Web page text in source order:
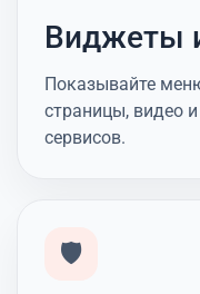
Виджеты
Показывайте
страницы, видео
сервисов.
🛡️